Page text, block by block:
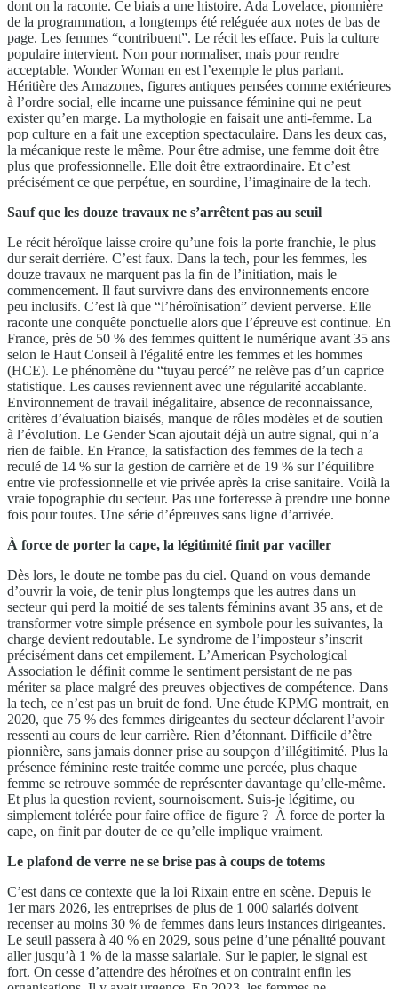
dont on la raconte. Ce biais a une histoire. Ada Lovelace, pionnière
de la programmation, a longtemps été reléguée aux notes de bas de
page. Les femmes “contribuent”. Le récit les efface. Puis la culture
populaire intervient. Non pour normaliser, mais pour rendre
acceptable. Wonder Woman en est l’exemple le plus parlant.
Héritière des Amazones, figures antiques pensées comme extérieures
à l’ordre social, elle incarne une puissance féminine qui ne peut
exister qu’en marge. La mythologie en faisait une anti-femme. La
pop culture en a fait une exception spectaculaire. Dans les deux cas,
la mécanique reste le même. Pour être admise, une femme doit être
plus que professionnelle. Elle doit être extraordinaire. Et c’est
précisément ce que perpétue, en sourdine, l’imaginaire de la tech.
Sauf que les douze travaux ne s’arrêtent pas au seuil
Le récit héroïque laisse croire qu’une fois la porte franchie, le plus
dur serait derrière. C’est faux. Dans la tech, pour les femmes, les
douze travaux ne marquent pas la fin de l’initiation, mais le
commencement. Il faut survivre dans des environnements encore
peu inclusifs. C’est là que “l’héroïnisation” devient perverse. Elle
raconte une conquête ponctuelle alors que l’épreuve est continue. En
France, près de 50 % des femmes quittent le numérique avant 35 ans
selon le Haut Conseil à l'égalité entre les femmes et les hommes
(HCE). Le phénomène du “tuyau percé” ne relève pas d’un caprice
statistique. Les causes reviennent avec une régularité accablante.
Environnement de travail inégalitaire, absence de reconnaissance,
critères d’évaluation biaisés, manque de rôles modèles et de soutien
à l’évolution. Le Gender Scan ajoutait déjà un autre signal, qui n’a
rien de faible. En France, la satisfaction des femmes de la tech a
reculé de 14 % sur la gestion de carrière et de 19 % sur l’équilibre
entre vie professionnelle et vie privée après la crise sanitaire. Voilà la
vraie topographie du secteur. Pas une forteresse à prendre une bonne
fois pour toutes. Une série d’épreuves sans ligne d’arrivée.
À force de porter la cape, la légitimité finit par vaciller
Dès lors, le doute ne tombe pas du ciel. Quand on vous demande
d’ouvrir la voie, de tenir plus longtemps que les autres dans un
secteur qui perd la moitié de ses talents féminins avant 35 ans, et de
transformer votre simple présence en symbole pour les suivantes, la
charge devient redoutable. Le syndrome de l’imposteur s’inscrit
précisément dans cet empilement. L’American Psychological
Association le définit comme le sentiment persistant de ne pas
mériter sa place malgré des preuves objectives de compétence. Dans
la tech, ce n’est pas un bruit de fond. Une étude KPMG montrait, en
2020, que 75 % des femmes dirigeantes du secteur déclarent l’avoir
ressenti au cours de leur carrière. Rien d’étonnant. Difficile d’être
pionnière, sans jamais donner prise au soupçon d’illégitimité. Plus la
présence féminine reste traitée comme une percée, plus chaque
femme se retrouve sommée de représenter davantage qu’elle-même.
Et plus la question revient, sournoisement. Suis-je légitime, ou
simplement tolérée pour faire office de figure ? À force de porter la
cape, on finit par douter de ce qu’elle implique vraiment.
Le plafond de verre ne se brise pas à coups de totems
C’est dans ce contexte que la loi Rixain entre en scène. Depuis le
1er mars 2026, les entreprises de plus de 1 000 salariés doivent
recenser au moins 30 % de femmes dans leurs instances dirigeantes.
Le seuil passera à 40 % en 2029, sous peine d’une pénalité pouvant
aller jusqu’à 1 % de la masse salariale. Sur le papier, le signal est
fort. On cesse d’attendre des héroïnes et on contraint enfin les